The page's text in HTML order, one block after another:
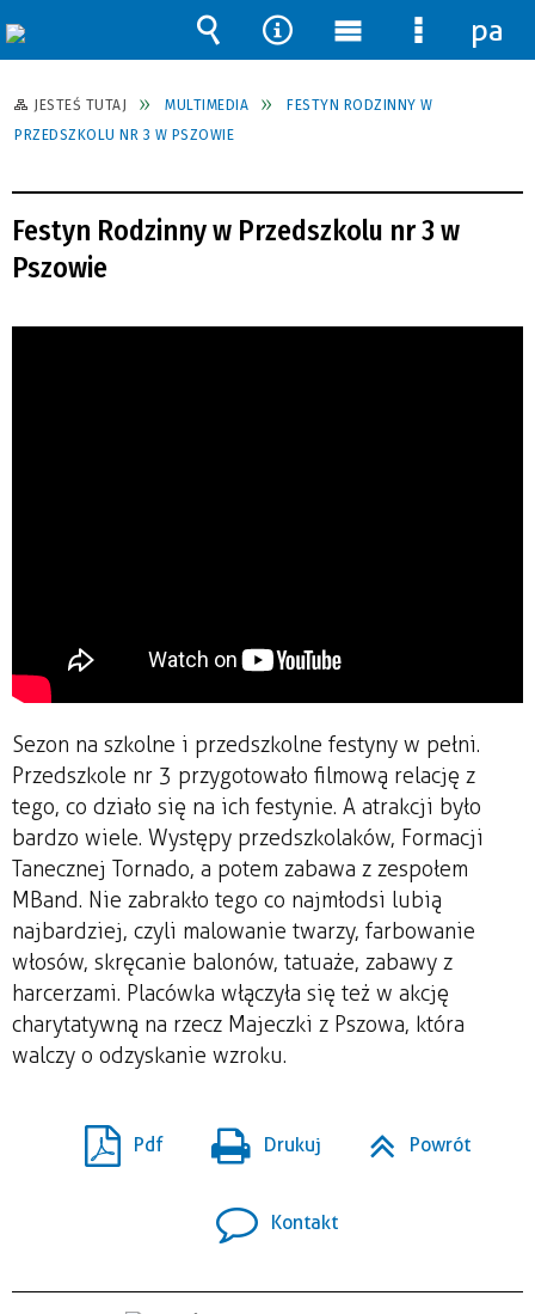
JESTEŚ TUTAJ MULTIMEDIA
FESTYN RODZINNY W
PRZEDSZKOLU NR 3 W PSZOWIE
Festyn Rodzinny w Przedszkolu nr 3 w
Pszowie
Sezon na szkolne i przedszkolne festyny w pełni.
Przedszkole nr 3 przygotowało filmową relację z
tego, co działo się na ich festynie. A atrakcji było
bardzo wiele. Występy przedszkolaków, Formacji
Tanecznej Tornado, a potem zabawa z zespołem
MBand. Nie zabrakło tego co najmłodsi lubią
najbardziej, czyli malowanie twarzy, farbowanie
włosów, skręcanie balonów, tatuaże, zabawy z
harcerzami. Placówka włączyła się też w akcję
charytatywną na rzecz Majeczki z Pszowa, która
walczy o odzyskanie wzroku.
Pdf Drukuj Powrót
Kontakt
Wyszukiwarka
Narzędzia
Menu
główne
Menu